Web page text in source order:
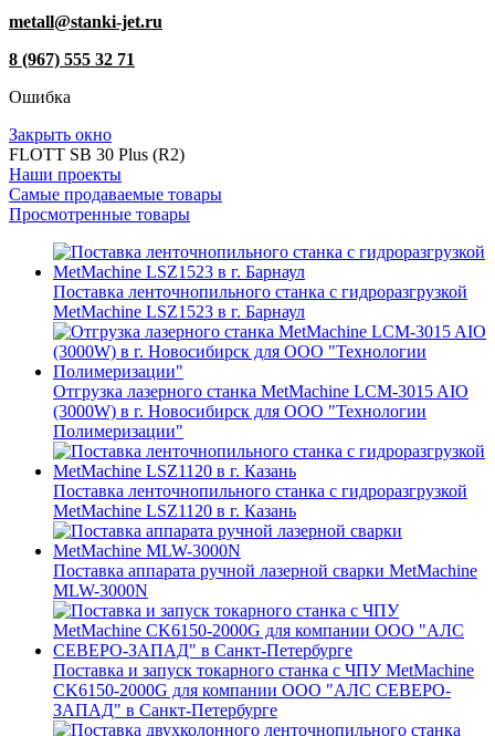
metall@stanki-jet.ru
8 (967) 555 32 71
Ошибка
Закрыть окно
FLOTT SB 30 Plus (R2)
Наши проекты
Самые продаваемые товары
Просмотренные товары
Поставка ленточнопильного станка c гидроразгрузкой
MetMachine LSZ1523 в г. Барнаул
Отгрузка лазерного станка MetMachine LCM-3015 AIO
(3000W) в г. Новосибирск для ООО "Технологии
Полимеризации"
Поставка ленточнопильного станка c гидроразгрузкой
MetMachine LSZ1120 в г. Казань
Поставка аппарата ручной лазерной сварки MetMachine
MLW-3000N
Поставка и запуск токарного станка с ЧПУ MetMachine
CK6150-2000G для компании ООО "АЛС СЕВЕРО-
ЗАПАД" в Санкт-Петербурге